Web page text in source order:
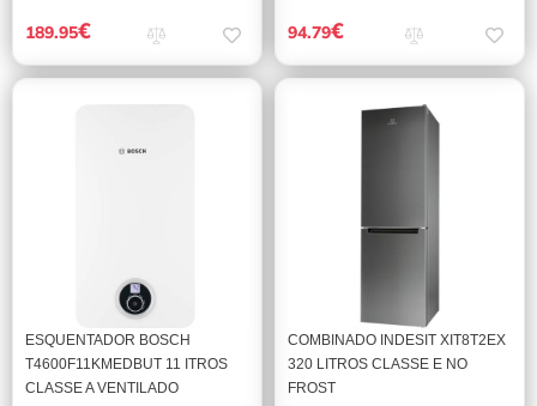
189.95€ 94.79€
ESQUENTADOR BOSCH
T4600F11KMEDBUT 11 ITROS
CLASSE A VENTILADO
COMBINADO INDESIT XIT8T2EX
320 LITROS CLASSE E NO
FROST